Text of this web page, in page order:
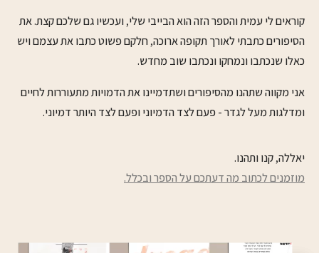
קוראים לי עמית והספר הזה הוא הבייבי שלי, ועכשיו גם שלכם קצת. את
הסיפורים כתבתי לאורך תקופה ארוכה, חלקם פשוט כתבו את עצמם ויש
כאלו שנכתבו ונמחקו ונכתבו שוב מחדש.
אני מקווה שתהנו מהסיפורים ושתדמיינו את הדמויות מתעוררות לחיים
ומדלגות מעל לגדר - פעם לצד הדמיוני ופעם לצד היותר דמיוני.
יאללה, קנו ותהנו.
מוזמנים לכתוב מה דעתכם על הספר ובכלל.